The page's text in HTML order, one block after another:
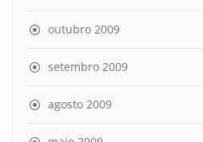
outubro 2009
setembro 2009
agosto 2009